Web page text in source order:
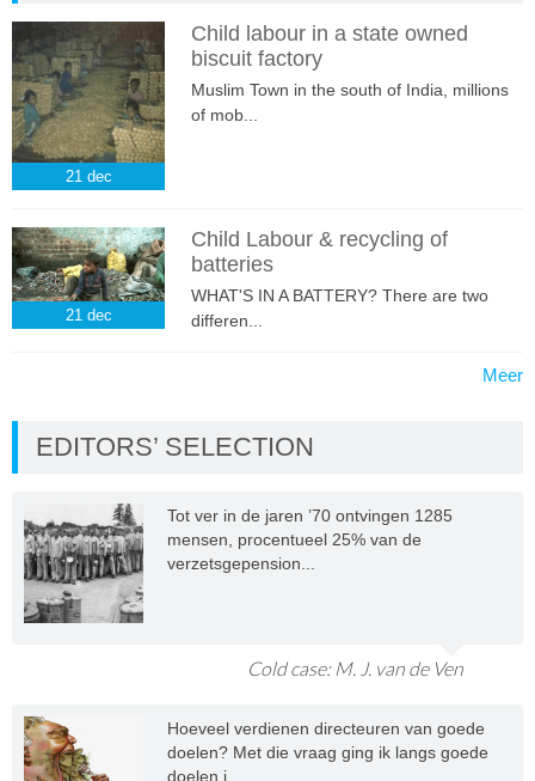
21 dec
Child labour in a state owned
biscuit factory
Muslim Town in the south of India, millions
of mob...
21 dec
Child Labour & recycling of
batteries
WHAT'S IN A BATTERY? There are two
differen...
Meer
EDITORS’ SELECTION
Tot ver in de jaren ’70 ontvingen 1285
mensen, procentueel 25% van de
verzetsgepension...
Cold case: M. J. van de Ven
Hoeveel verdienen directeuren van goede
doelen? Met die vraag ging ik langs goede
doelen i...